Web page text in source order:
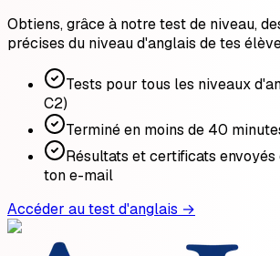
Obtiens, grâce à notre test de niveau,
précises du niveau d'anglais de tes
Tests pour tous les niveaux
C2)
Terminé en moins de 40
Résultats et certificats
ton e-mail
Accéder au test d'anglais →